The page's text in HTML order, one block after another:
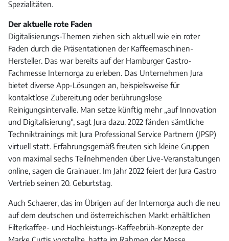
Spezialitäten.
Der aktuelle rote Faden
Digitalisierungs-Themen ziehen sich aktuell wie ein roter
Faden durch die Präsentationen der Kaffeemaschinen-
Hersteller. Das war bereits auf der Hamburger Gastro-
Fachmesse Internorga zu erleben. Das Unternehmen Jura
bietet diverse App-Lösungen an, beispielsweise für
kontaktlose Zubereitung oder berührungslose
Reinigungsintervalle. Man setze künftig mehr „auf Innovation
und Digitalisierung“, sagt Jura dazu. 2022 fänden sämtliche
Techniktrainings mit Jura Professional Service Partnern (JPSP)
virtuell statt. Erfahrungsgemäß freuten sich kleine Gruppen
von maximal sechs Teilnehmenden über Live-Veranstaltungen
online, sagen die Grainauer. Im Jahr 2022 feiert der Jura Gastro
Vertrieb seinen 20. Geburtstag.
Auch Schaerer, das im Übrigen auf der Internorga auch die neu
auf dem deutschen und österreichischen Markt erhältlichen
Filterkaffee- und Hochleistungs-Kaffeebrüh-Konzepte der